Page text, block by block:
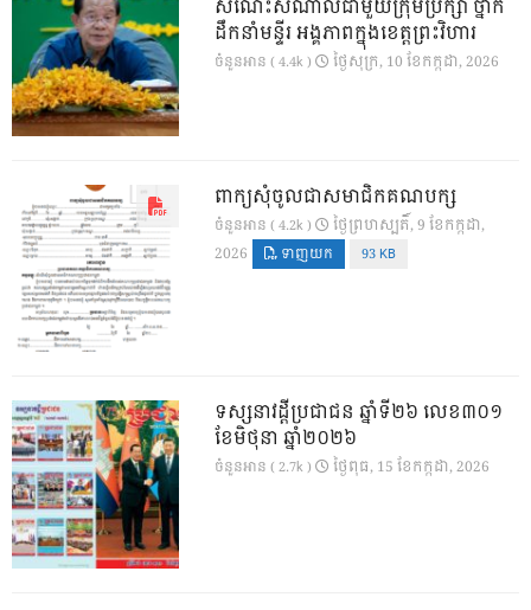
សំណេះសំណាលជាមួយក្រុមប្រឹក្សា ថ្នាក់
ដឹកនាំមន្ទីរ អង្គភាពក្នុងខេត្តព្រះវិហារ
ចំនួនអាន ( 4.4k ) ថ្ងៃ​សុក្រ, 10 ខែ​កក្កដា, 2026
ពាក្យសុំចូលជាសមាជិកគណបក្ស
ចំនួនអាន ( 4.2k )
ថ្ងៃ​ព្រហស្បតិ៍, 9 ខែ​កក្កដា,
2026
ទាញយក 93 KB
ទស្សនាវដ្ដីប្រជាជន ឆ្នាំទី២៦ លេខ៣០១
ខែមិថុនា ឆ្នាំ២០២៦
ចំនួនអាន ( 2.7k ) ថ្ងៃ​ពុធ, 15 ខែ​កក្កដា, 2026